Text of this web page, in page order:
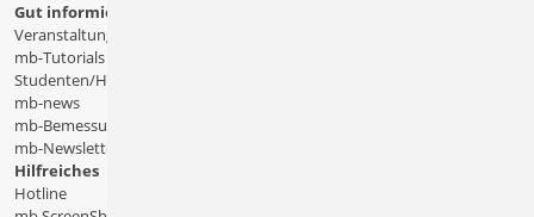
Gut informiert
Veranstaltungen
mb-Tutorials
Studenten/Hochschule
mb-news
mb-Bemessungstafeln
mb-Newsletter
Hilfreiches
Hotline